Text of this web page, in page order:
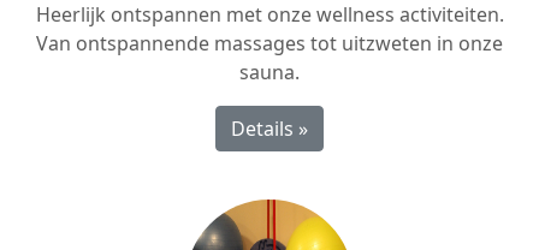
Heerlijk ontspannen met onze wellness activiteiten.
Van ontspannende massages tot uitzweten in onze
sauna.
Details »